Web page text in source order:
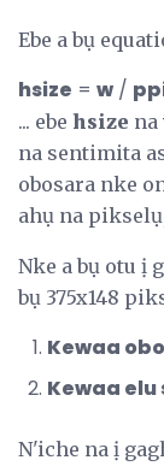
Ebe a bụ
hsize = w /
... ebe hsize na
na sentimita
obosara nke
ahụ na
Nke a bụ otu ị
bụ 375x148
Kewaa
Kewaa elu
N'iche na ị